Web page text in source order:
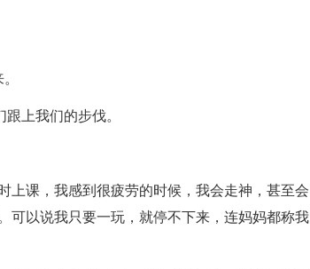
上我们的步伐。
上课，我感到很疲劳的时候，我会走神，甚至会
可以说我只要一玩，就停不下来，连妈妈都称我